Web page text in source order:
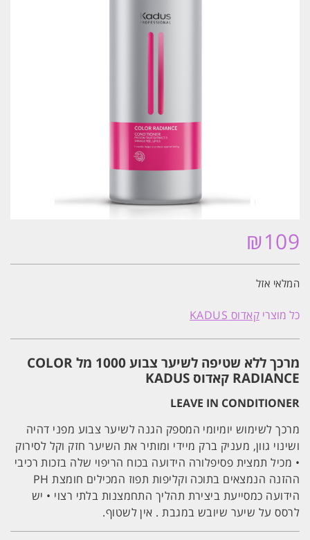
₪109
המלאי אזל
כל מוצרי קאדוס KADUS
מרכך ללא שטיפה לשיער צבוע 1000 מל COLOR
RADIANCE קאדוס KADUS
LEAVE IN CONDITIONER
מרכך לשימוש יומיומי המספק הגנה לשיער צבוע מפני דהיה
ושינוי גוון, מעניק ברק מיידי ומותיר את השיער חזק וקל לסירוק
• מכיל תמצית פסיפלורה הידועה בכוח הריפוי שלה בזכות רכיבי
ההזנה הנמצאים בתוכה וקליפות תפוז המכילים חומצת PH
הידועה כמסייעת ביצירת תהליך התחמצנות בלתי רצוי • יש
לרסס על שיער שיובש במגבת . אין לשטוף.